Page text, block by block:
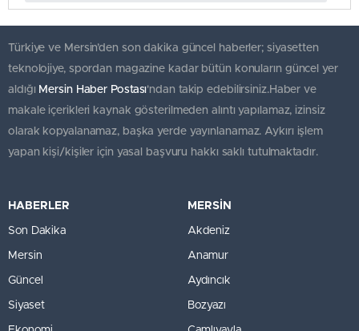
Türkiye ve Mersin’den son dakika güncel haberler; siyasetten
teknolojiye, spordan magazine kadar bütün konuların güncel yer
aldığı Mersin Haber Postası'ndan takip edebilirsiniz.Haber ve
makale içerikleri kaynak gösterilmeden alıntı yapılamaz, izinsiz
olarak kopyalanamaz, başka yerde yayınlanamaz. Aykırı işlem
yapan kişi/kişiler için yasal başvuru hakkı saklı tutulmaktadır.
HABERLER
Son Dakika
Mersin
Güncel
Siyaset
MERSİN
Akdeniz
Anamur
Aydıncık
Bozyazı